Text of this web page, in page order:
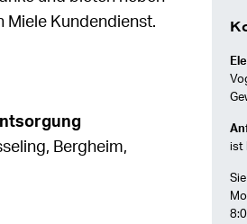
Miele Kundendienst.
Bergheim,
ist